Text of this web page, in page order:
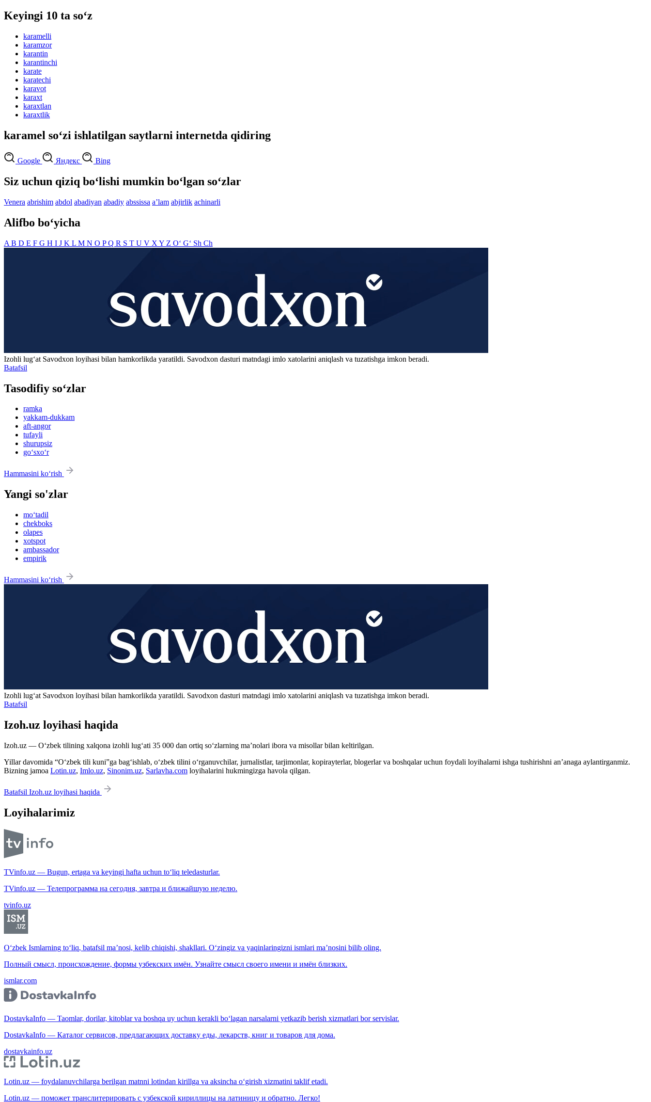
Keyingi 10 ta so‘z
karamelli
karamzor
karantin
karantinchi
karate
karatechi
karavot
karaxt
karaxtlan
karaxtlik
karamel so‘zi ishlatilgan saytlarni internetda qidiring
Google Яндекс Bing
Siz uchun qiziq bo‘lishi mumkin bo‘lgan so‘zlar
Venera abrishim abdol abadiyan abadiy abssissa aʼlam abjirlik achinarli
Alifbo bo‘yicha
A B D E F G H I J K L M N O PQ R S T U V X Y Z O‘ G‘ Sh Ch
Izohli lugʻat Savodxon loyihasi bilan hamkorlikda yaratildi. Savodxon dasturi matndagi imlo xatolarini aniqlash va tuzatishga imkon beradi.
Batafsil
Tasodifiy so‘zlar
ramka
yakkam-dukkam
aft-angor
tufayli
shurupsiz
go‘sxo‘r
Hammasini ko‘rish
Yangi so'zlar
mo‘tadil
chekboks
olapes
xotspot
ambassador
empirik
Hammasini ko‘rish
Izohli lugʻat Savodxon loyihasi bilan hamkorlikda yaratildi. Savodxon dasturi matndagi imlo xatolarini aniqlash va tuzatishga imkon beradi.
Batafsil
Izoh.uz loyihasi haqida
Izoh.uz — O‘zbek tilining xalqona izohli lug‘ati 35 000 dan ortiq so‘zlarning ma’nolari ibora va misollar bilan keltirilgan.
Yillar davomida “O‘zbek tili kuni”ga bag‘ishlab, o‘zbek tilini o‘rganuvchilar, jurnalistlar, tarjimonlar, kopirayterlar, blogerlar va boshqalar uchun foydali loyihalarni ishga tushirishni an’anaga aylantirganmiz.
Bizning jamoa Lotin.uz, Imlo.uz, Sinonim.uz, Sarlavha.com loyihalarini hukmingizga havola qilgan.
Batafsil Izoh.uz loyihasi haqida
Loyihalarimiz
TVinfo.uz — Bugun, ertaga va keyingi hafta uchun to‘liq teledasturlar.
TVinfo.uz — Телепрограмма на сегодня, завтра и ближайшую неделю.
tvinfo.uz
O‘zbek Ismlarning to‘liq, batafsil ma’nosi, kelib chiqishi, shakllari. O‘zingiz va yaqinlaringizni ismlari ma’nosini bilib oling.
Полный смысл, происхождение, формы узбекских имён. Узнайте смысл своего имени и имён близких.
ismlar.com
DostavkaInfo — Taomlar, dorilar, kitoblar va boshqa uy uchun kerakli bo‘lagan narsalarni yetkazib berish xizmatlari bor servislar.
DostavkaInfo — Каталог сервисов, предлагающих доставку еды, лекарств, книг и товаров для дома.
dostavkainfo.uz
Lotin.uz — foydalanuvchilarga berilgan matnni lotindan kirillga va aksincha o‘girish xizmatini taklif etadi.
Lotin.uz — поможет транслитерировать с узбекской кириллицы на латиницу и обратно. Легко!